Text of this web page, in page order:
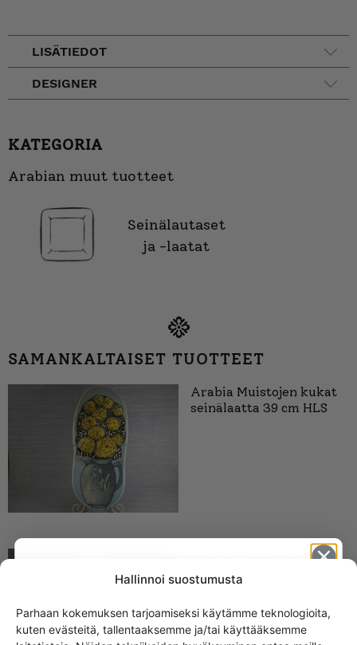
Hallinnoi suostumusta
Parhaan kokemuksen tarjoamiseksi käytämme teknologioita,
kuten evästeitä, tallentaaksemme ja/tai käyttääksemme
LISÄTIEDOT
DESIGNER
KATEGORIA
Arabian muut tuotteet
Seinälautaset
ja -laatat
SAMANKALTAISET TUOTTEET
Arabia Muistojen kukat
seinälaatta 39 cm HLS
Arabia Tuulta purjeisiin
seinälaatta 39 cm HLS